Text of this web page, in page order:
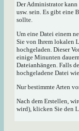
Der Administrator
usw. sein. Es gibt eine
sollte.
Um eine Datei einem
Sie von Ihrem lokalen
hochgeladen. Dieser
einige Minunten
Dateianhängen. Falls
hochgeladene Datei
Nur bestimmte Arten
Nach dem Erstellen,
wird), klicken Sie den